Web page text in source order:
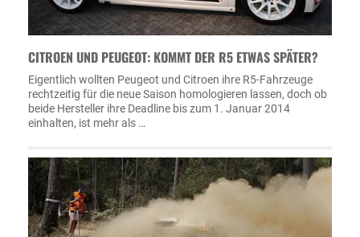
CITROEN UND PEUGEOT: KOMMT DER R5 ETWAS SPÄTER?
Eigentlich wollten Peugeot und Citroen ihre R5-Fahrzeuge
rechtzeitig für die neue Saison homologieren lassen, doch ob
beide Hersteller ihre Deadline bis zum 1. Januar 2014
einhalten, ist mehr als …